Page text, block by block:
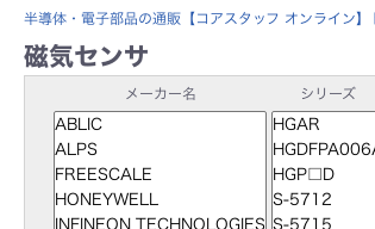
半導体・電子部品の通販【コアスタッフ オンライン】
磁気センサ
メーカー名 シリーズ